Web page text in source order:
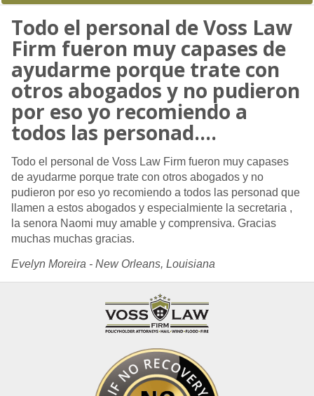
Todo el personal de Voss Law
Firm fueron muy capases de
ayudarme porque trate con
otros abogados y no pudieron
por eso yo recomiendo a
todos las personad....
Todo el personal de Voss Law Firm fueron muy capases
de ayudarme porque trate con otros abogados y no
pudieron por eso yo recomiendo a todos las personad que
llamen a estos abogados y especialmiente la secretaria ,
la senora Naomi muy amable y comprensiva. Gracias
muchas muchas gracias.
Evelyn Moreira - New Orleans, Louisiana